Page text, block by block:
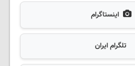
اینستاگرام
تلگرام ایران